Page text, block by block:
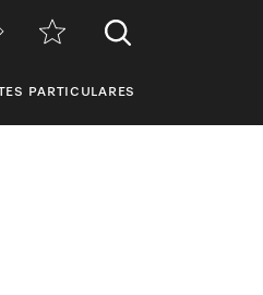
PARTICULARES